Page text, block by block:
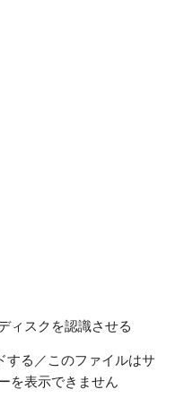
ィスクを認識させる
する／このファイルはサ
を表示できません